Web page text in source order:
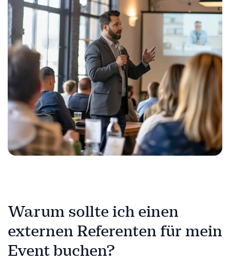
Warum sollte ich einen
externen Referenten für mein
Event buchen?